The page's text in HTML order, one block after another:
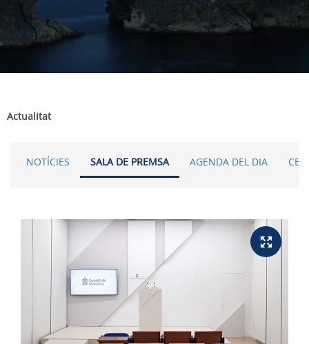
Actualitat
NOTÍCIES SALA DE PREMSA AGENDA DEL DIA